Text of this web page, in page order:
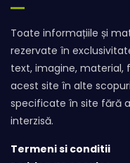
Toate informațiile și
rezervate în
text, imagine, material,
acest site în alte
specificate în site fără
interzisă.
Termeni si conditii